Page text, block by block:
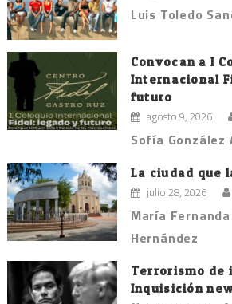
Luis Toledo
Convocan a I
Internacional
futuro
agosto 9, 2026
Sofía González
La ciudad que
julio 28, 2026
María
Hernández
Terrorismo de
Inquisición